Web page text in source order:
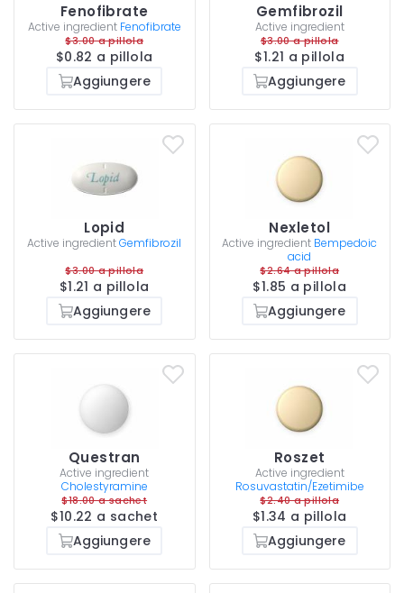
Fenofibrate
Active ingredient Fenofibrate
$3.00 a pillola
$0.82 a pillola
Aggiungere
Gemfibrozil
Active ingredient
$3.00 a pillola
$1.21 a pillola
Aggiungere
Lopid
Active ingredientGemfibrozil
$3.00 a pillola
$1.21 a pillola
Aggiungere
Nexletol
Active ingredient Bempedoic
acid
$2.64 a pillola
$1.85 a pillola
Aggiungere
Questran
Active ingredient
Cholestyramine
$18.00 a sachet
$10.22 a sachet
Aggiungere
Roszet
Active ingredient
Rosuvastatin/Ezetimibe
$2.40 a pillola
$1.34 a pillola
Aggiungere